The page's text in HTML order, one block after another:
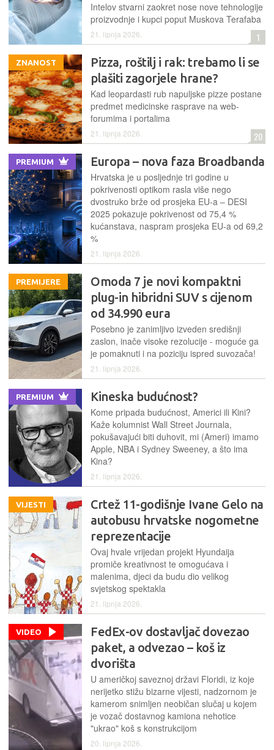
Intelov stvarni zaokret nose nove tehnologije
proizvodnje i kupci poput Muskova Terafaba
21. lipnja 2026. 1
ZNANOST
Pizza, roštilj i rak: trebamo li se
plašiti zagorjele hrane?
Kad leopardasti rub napuljske pizze postane
predmet medicinske rasprave na web-
forumima i portalima
21. lipnja 2026. 20
PREMIUM Europa – nova faza Broadbanda
Hrvatska je u posljednje tri godine u
pokrivenosti optikom rasla više nego
dvostruko brže od prosjeka EU-a – DESI
2025 pokazuje pokrivenost od 75,4 %
kućanstava, naspram prosjeka EU-a od 69,2
%
21. lipnja 2026.
PREMIJERE
Omoda 7 je novi kompaktni
plug-in hibridni SUV s cijenom
od 34.990 eura
Posebno je zanimljivo izveden središnji
zaslon, inače visoke rezolucije - moguće ga
je pomaknuti i na poziciju ispred suvozača!
21. lipnja 2026.
PREMIUM Kineska budućnost?
Kome pripada budućnost, Americi ili Kini?
Kaže kolumnist Wall Street Journala,
pokušavajući biti duhovit, mi (Ameri) imamo
Apple, NBA i Sydney Sweeney, a što ima
Kina?
21. lipnja 2026.
VIJESTI
Crtež 11-godišnje Ivane Gelo na
autobusu hrvatske nogometne
reprezentacije
Ovaj hvale vrijedan projekt Hyundaija
promiče kreativnost te omogućava i
malenima, djeci da budu dio velikog
svjetskog spektakla
21. lipnja 2026.
VIDEO
FedEx-ov dostavljač dovezao
paket, a odvezao – koš iz
dvorišta
U američkoj saveznoj državi Floridi, iz koje
nerijetko stižu bizarne vijesti, nadzornom je
kamerom snimljen neobičan slučaj u kojem
je vozač dostavnog kamiona nehotice
"ukrao" koš s konstrukcijom
20. lipnja 2026.